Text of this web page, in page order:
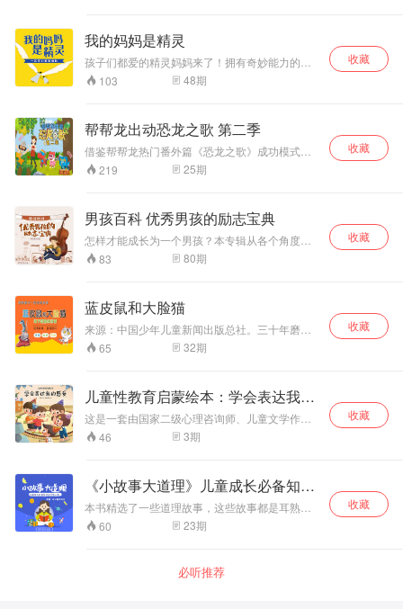
这个场景的动物们
接下来会怎么做
呢？
然变幻成一扇扇巨大的窗口，召唤着花奶奶。于
是，花奶奶和腿上的白蹄子猫、花耳朵狗连同摇
椅一起飞进窗口，开启了四段奇幻旅程…… 想知
道窗口里有哪些奇奇怪怪的东西吗？一起去看看
我的妈妈是精灵
孩子们都爱的精灵妈妈来了！拥有奇妙能力的精
灵妈妈写给孩子的睡前故事，陪伴200万孩子长
大的中国儿童文学经典。 在真实的幻想世界，妈
养孩子抗挫力、共情力、沟通力、幸福力、认知
力，帮助孩子建立健全人格，陪伴孩子健康成
长。
103 48期
收藏
帮帮龙出动恐龙之歌 第二季
借鉴帮帮龙热门番外篇《恐龙之歌》成功模式，
根据安全视频主题内容创作主题儿歌，以安全视
频分集的安全要点作为歌词内容，好玩易记。小
意识，提高了小朋友在应对生活问题时候思维。
学会表达自己，学会知识点，学会成长。
219 25期
收藏
男孩百科 优秀男孩的励志宝典
怎样才能成长为一个男孩？本专辑从各个角度全
面、系统地介绍男孩成长过程中所遇到的方方面
面的问题和烦恼，如：如何了解自己的身体，如
赢得更多的朋友，如何从现在开始就了解理财，
等等。通过各方面的知识点拨，男孩了解到自己
所应该完善的方方面面，从而把自己有意识地培
养成一个完美、受人欢迎的男孩。
83 80期
收藏
蓝皮鼠和大脸猫
来源：中国少年儿童新闻出版总社。三十年磨一
剑，“蓝皮鼠和大脸猫”之父葛冰携女儿葛竞再续经
典，风靡几代人童年的“蓝皮鼠”和“大脸猫”又回来
下的孩子们带来了一份惊喜。 蓝皮鼠和大脸猫变
身屎壳郎，来到一座昆虫城。在这里，他们认识
了勇敢乐观的“球不圆”、身怀绝技的刀刀和神秘莫
测的铜面虫。恰逢昆虫城虫王换届的动荡时期，
一只名为黑女王的黑蜘蛛蓄谋篡位，为此布下了
机、完成使命？
65 32期
收藏
儿童性教育启蒙绘本：学会表达我的
感受
这是一套由国家二级心理咨询师、儿童文学作
家、家庭教育专家袁晓君创作的儿童文学作品；
本书由60个小故事组成，旨在培养小朋友的自信
成长生活第一本书；故事多根据孩子实际生活编
写，语言童趣，旨在培养孩子的好性格、好习
惯，通过本书的阅读可以帮助尚未入学的孩子提
前感知小学校园，同时协助刚入学的小豆包快速
适应校园生活。
46 3期
收藏
《小故事大道理》儿童成长必备知识
丛书第二辑
本书精选了一些道理故事，这些故事都是耳熟能
详，具有一定道理和启发的，对孩子能够起到潜
移默化的作用。如乌鸦兄弟、给猫系铃铛、牛背
帮孩子形成好习惯，培养好性格。
60 23期
收藏
必听推荐